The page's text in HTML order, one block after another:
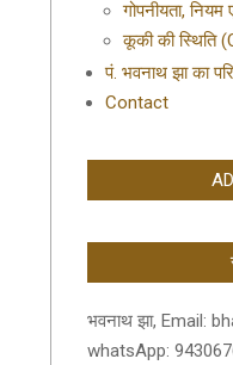
गोपनीयता, नियम
कूकी की स्थिति
पं. भवनाथ झा का
Contact
भवनाथ झा, Email:
whatsApp: